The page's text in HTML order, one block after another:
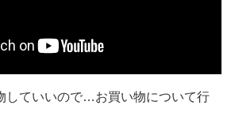
していいので…お買い物について行